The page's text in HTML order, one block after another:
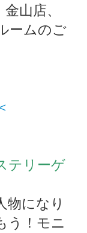
山店、
ームのご
テリーゲ
物になり
う！モニ